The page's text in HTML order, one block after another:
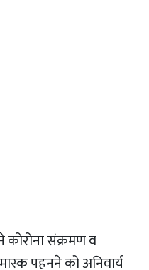
संक्रमण व
पहनने को अनिवार्य